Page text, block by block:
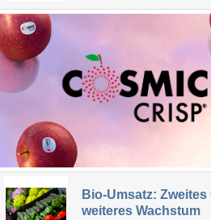
Bio-Umsatz:
weiteres Wachstum